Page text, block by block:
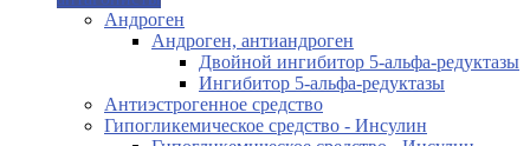
Андроген
Андроген, антиандроген
Двойной ингибитор 5-альфа-редуктазы
Ингибитор 5-альфа-редуктазы
Антиэстрогенное средство
Гипогликемическое средство - Инсулин